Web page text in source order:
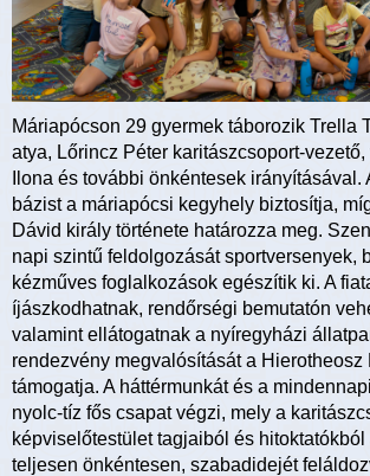
Máriapócson 29 gyermek táborozik Trella
atya, Lőrincz Péter karitászcsoport-
Ilona és további önkéntesek irányításával.
bázist a máriapócsi kegyhely biztosítja,
Dávid király története határozza meg.
napi szintű feldolgozását sportversenyek,
kézműves foglalkozások egészítik ki. A
íjászkodhatnak, rendőrségi bemutatón
valamint ellátogatnak a nyíregyházi
rendezvény megvalósítását a Hierotheosz
támogatja. A háttérmunkát és a
nyolc-tíz fős csapat végzi, mely a
képviselőtestület tagjaiból és
teljesen önkéntesen, szabadidejét